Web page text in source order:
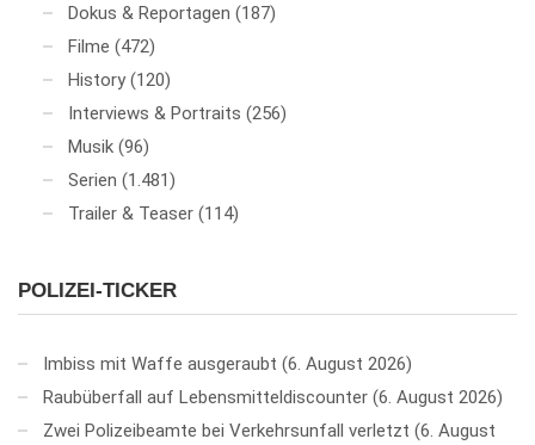
Dokus & Reportagen (187)
Filme (472)
History (120)
Interviews & Portraits (256)
Musik (96)
Serien (1.481)
Trailer & Teaser (114)
POLIZEI-TICKER
Imbiss mit Waffe ausgeraubt 6. August 2026
Raubüberfall auf Lebensmitteldiscounter 6. August 2026
Zwei Polizeibeamte bei Verkehrsunfall verletzt 6. August